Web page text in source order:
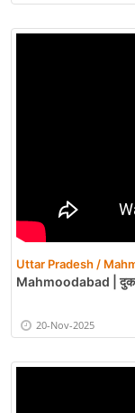
Uttar Pradesh /
Mahmoodabad |
20-Nov-2025